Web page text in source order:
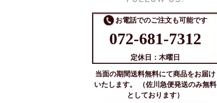
お電話でのご注文も可能です
072-681-7312
定休日：木曜日
当面の期間送料無料にて商品をお届け
いたします。 （佐川急便発送のみ無料
としております）